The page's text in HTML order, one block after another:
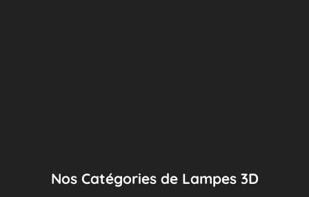
Nos Catégories de Lampes 3D